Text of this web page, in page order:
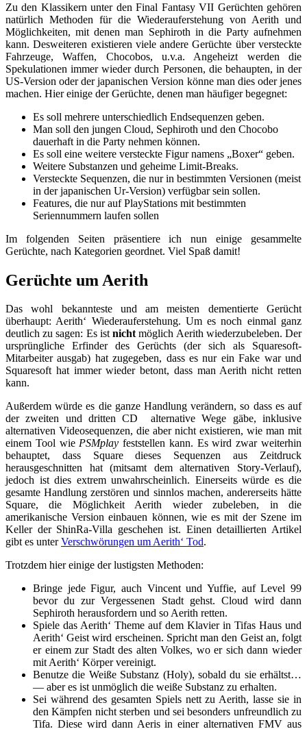
Zu den Klassikern unter den Final Fantasy VII Gerüchten gehören
natürlich Methoden für die Wiederauferstehung von Aerith und
Möglichkeiten, mit denen man Sephiroth in die Party aufnehmen
kann. Desweiteren existieren viele andere Gerüchte über versteckte
Fahrzeuge, Waffen, Chocobos, u.v.a. Angeheizt werden die
Spekulationen immer wieder durch Personen, die behaupten, in der
US-Version oder der japanischen Version könne man dies oder jenes
machen. Hier einige der Gerüchte, denen man häufiger begegnet:
Es soll mehrere unterschiedlich Endsequenzen geben.
Man soll den jungen Cloud, Sephiroth und den Chocobo
dauerhaft in die Party nehmen können.
Es soll eine weitere versteckte Figur namens „Boxer“ geben.
Weitere Substanzen und geheime Limit-Breaks.
Versteckte Sequenzen, die nur in bestimmten Versionen (meist
in der japanischen Ur-Version) verfügbar sein sollen.
Features, die nur auf PlayStations mit bestimmten
Seriennummern laufen sollen
Im folgenden Seiten präsentiere ich nun einige gesammelte
Gerüchte, nach Kategorien geordnet. Viel Spaß damit!
Gerüchte um Aerith
Das wohl bekannteste und am meisten dementierte Gerücht
überhaupt: Aerith‘ Wiederauferstehung. Um es noch einmal ganz
deutlich zu sagen: Es istnichtmöglich Aerith wiederzubeleben. Der
ursprüngliche Erfinder des Gerüchts (der sich als Squaresoft-
Mitarbeiter ausgab) hat zugegeben, dass es nur ein Fake war und
Squaresoft hat immer wieder betont, dass man Aerith nicht retten
kann.
Außerdem würde es die ganze Handlung verändern, so dass es auf
der zweiten und dritten CD alternative Wege gäbe, inklusive
alternativen Videosequenzen, die aber nicht existieren, wie man mit
einem Tool wiePSMplay feststellen kann. Es wird zwar weiterhin
behauptet, dass Square dieses Sequenzen aus Zeitdruck
herausgeschnitten hat (mitsamt dem alternativen Story-Verlauf),
jedoch ist dies extrem unwahrscheinlich. Einerseits würde es die
gesamte Handlung zerstören und sinnlos machen, andererseits hätte
Square, die Möglichkeit Aerith wieder zubeleben, in die
amerikanische Version einbauen können, wie es mit der Szene im
Keller der ShinRa-Villa geschehen ist. Einen detaillierten Artikel
gibt es unterVerschwörungen um Aerith‘ Tod.
Trotzdem hier einige der lustigsten Methoden:
Bringe jede Figur, auch Vincent und Yuffie, auf Level 99
bevor du zur Vergessenen Stadt gehst. Cloud wird dann
Sephiroth herausfordern und so Aerith retten.
Spiele das Aerith‘ Theme auf dem Klavier in Tifas Haus und
Aerith‘ Geist wird erscheinen. Spricht man den Geist an, folgt
er einem zur Stadt des alten Volkes, wo er sich dann wieder
mit Aerith‘ Körper vereinigt.
Benutze die Weiße Substanz (Holy), sobald du sie erhältst…
— aber es ist unmöglich die weiße Substanz zu erhalten.
Sei während des gesamten Spiels nett zu Aerith, lasse sie in
den Kämpfen nicht sterben und sei besonders unfreundlich zu
Tifa. Diese wird dann Aeris in einer alternativen FMV aus